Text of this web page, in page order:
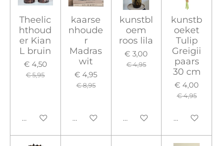
Theelic
hthoud
er Kian
L bruin
€ 4,50
€ 5,95
In winkelwagen
kaarse
nhoude
r
Madras
wit
€ 4,95
€ 8,95
In winkelwagen
kunstbl
oem
roos lila
€ 3,00
€ 4,95
In winkelwagen
kunstb
oeket
Tulip
Greigii
paars
30 cm
€ 4,00
€ 4,95
In